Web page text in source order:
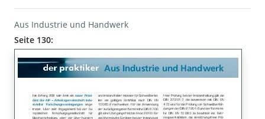
Aus Industrie und Handwerk
Seite 130: